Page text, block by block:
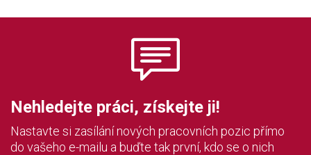
Nehledejte práci, získejte ji!
Nastavte si zasílání nových pracovních pozic přímo
do vašeho e-mailu a buďte tak první, kdo se o nich